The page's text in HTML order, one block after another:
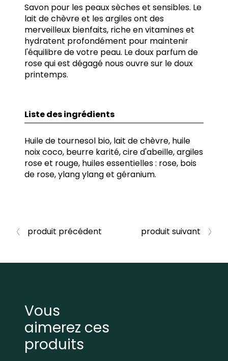
Savon pour les peaux sèches et sensibles. Le
lait de chèvre et les argiles ont des
merveilleux bienfaits, riche en vitamines et
hydratent profondément pour maintenir
l'équilibre de votre peau. Le doux parfum de
rose qui est dégagé nous ouvre sur le doux
printemps.
Liste des ingrédients
Huile de tournesol bio, lait de chèvre, huile
noix coco, beurre karité, cire d'abeille, argiles
rose et rouge, huiles essentielles : rose, bois
de rose, ylang ylang et géranium.
produit précédent produit suivant
Vous
aimerez ces
produits